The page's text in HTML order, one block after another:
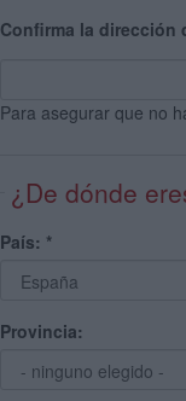
Confirma la dirección
Para asegurar que no
¿De dónde
País: *
Provincia: